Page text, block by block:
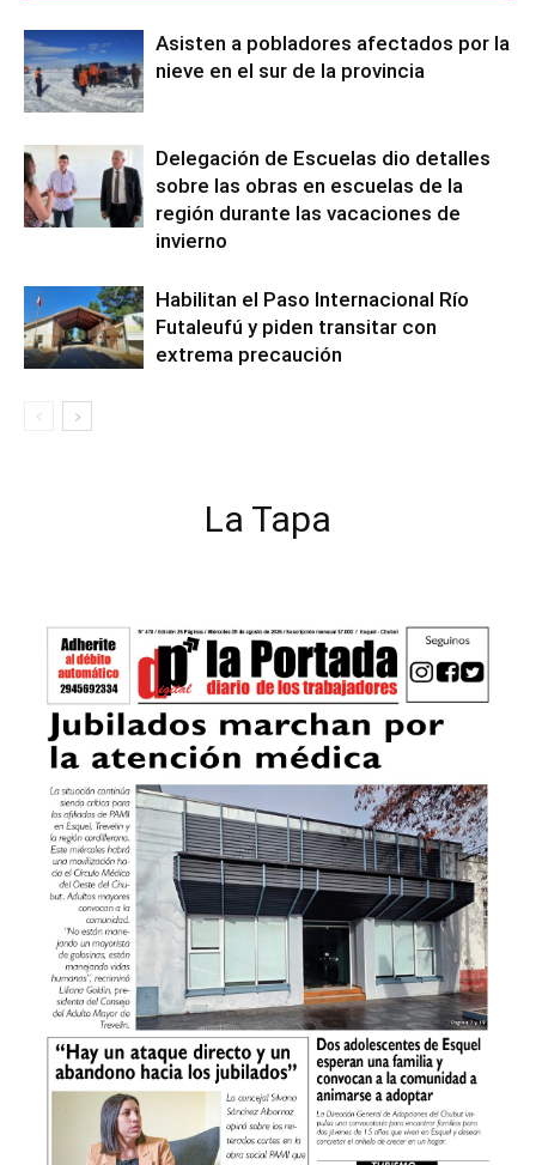
Asisten a pobladores afectados por la
nieve en el sur de la provincia
Delegación de Escuelas dio detalles
sobre las obras en escuelas de la
región durante las vacaciones de
invierno
Habilitan el Paso Internacional Río
Futaleufú y piden transitar con
extrema precaución
La Tapa